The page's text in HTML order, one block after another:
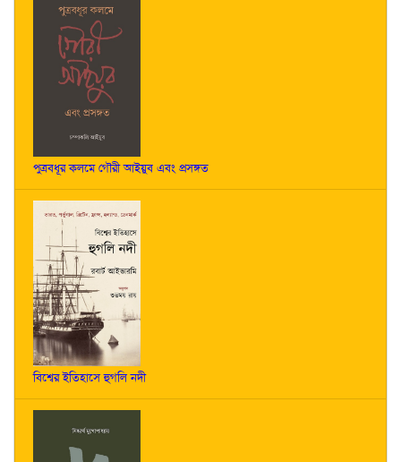
পুত্রবধূর কলমে গৌরী আইয়ুব এবং প্রসঙ্গত
বিশ্বের ইতিহাসে হুগলি নদী